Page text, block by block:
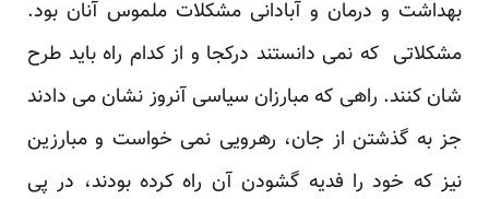
بهداشت و درمان و آبادانی مشکلات ملموس آنان بود.
مشکلاتی که نمی دانستند درکجا و از کدام راه باید طرح
شان کنند. راهی که مبارزان سیاسی آنروز نشان می دادند
جز به گذشتن از جان، رهرویی نمی خواست و مبارزین
نیز که خود را فدیه گشودن آن راه کرده بودند، در پی